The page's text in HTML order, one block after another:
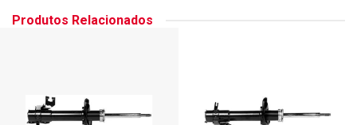
Produtos Relacionados